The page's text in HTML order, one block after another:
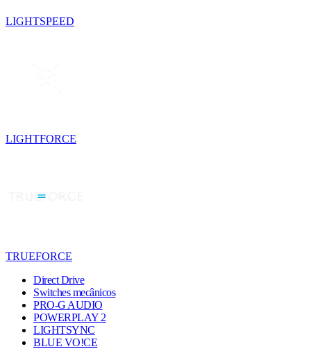
LIGHTSPEED
LIGHTFORCE
TRUEFORCE
Direct Drive
Switches mecânicos
PRO-G AUDIO
POWERPLAY 2
LIGHTSYNC
BLUE VO!CE